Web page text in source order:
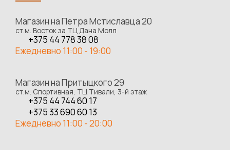
Магазин на Петра Мстиславца 20
ст.м. Восток за ТЦ Дана Молл
+375 44 778 38 08
Ежедневно 11:00 - 19:00
Магазин на Притыцкого 29
ст.м. Спортивная, ТЦ Тивали, 3-й этаж
+375 44 744 60 17
+375 33 690 60 13
Ежедневно 11:00 - 20:00